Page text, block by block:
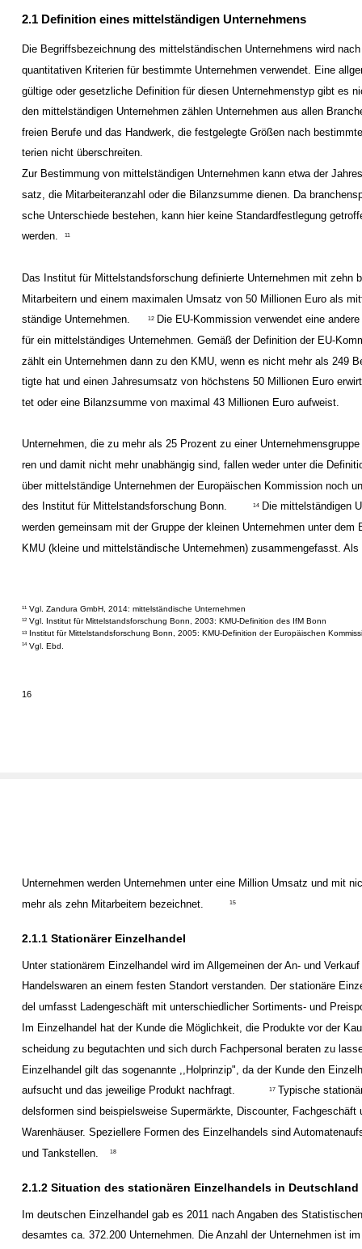
16
2.1 Definition eines mittelständigen Unternehmens
Die Begriffsbezeichnung des mittelständischen Unternehmens wird
quantitativen Kriterien für bestimmte Unternehmen verwendet. Eine
gültige oder gesetzliche Definition für diesen Unternehmenstyp gibt es
den mittelständigen Unternehmen zählen Unternehmen aus allen
freien Berufe und das Handwerk, die festgelegte Größen nach
terien nicht überschreiten.
Zur Bestimmung von mittelständigen Unternehmen kann etwa der
satz, die Mitarbeiteranzahl oder die Bilanzsumme dienen. Da
sche Unterschiede bestehen, kann hier keine Standardfestlegung
werden.
11
Das Institut für Mittelstandsforschung definierte Unternehmen mit zehn
Mitarbeitern und einem maximalen Umsatz von 50 Millionen Euro als
ständige Unternehmen.
12 Die EU-Kommission verwendet eine
für ein mittelständiges Unternehmen. Gemäß der Definition der EU-
zählt ein Unternehmen dann zu den KMU, wenn es nicht mehr als 249
tigte hat und einen Jahresumsatz von höchstens 50 Millionen Euro
tet oder eine Bilanzsumme von maximal 43 Millionen Euro aufweist.
Unternehmen, die zu mehr als 25 Prozent zu einer Unternehmensgruppe
ren und damit nicht mehr unabhängig sind, fallen weder unter die
über mittelständige Unternehmen der Europäischen Kommission noch
des Institut für Mittelstandsforschung Bonn.
14 Die mittelständigen
werden gemeinsam mit der Gruppe der kleinen Unternehmen unter dem
KMU (kleine und mittelständische Unternehmen) zusammengefasst. Als
11 Vgl. Zandura GmbH, 2014: mittelständische Unternehmen
12 Vgl. Institut für Mittelstandsforschung Bonn, 2003: KMU-Definition des IfM Bonn
13 Institut für Mittelstandsforschung Bonn, 2005: KMU-Definition der Europäischen
14 Vgl. Ebd.
Unternehmen werden Unternehmen unter eine Million Umsatz und mit
mehr als zehn Mitarbeitern bezeichnet.
15
2.1.1 Stationärer Einzelhandel
Unter stationärem Einzelhandel wird im Allgemeinen der An- und
Handelswaren an einem festen Standort verstanden. Der stationäre
del umfasst Ladengeschäft mit unterschiedlicher Sortiments- und
Im Einzelhandel hat der Kunde die Möglichkeit, die Produkte vor der
scheidung zu begutachten und sich durch Fachpersonal beraten zu
Einzelhandel gilt das sogenannte ,,Holprinzip", da der Kunde den
aufsucht und das jeweilige Produkt nachfragt.
17 Typische
delsformen sind beispielsweise Supermärkte, Discounter, Fachgeschäft
Warenhäuser. Speziellere Formen des Einzelhandels sind
und Tankstellen.
18
2.1.2 Situation des stationären Einzelhandels in Deutschland
Im deutschen Einzelhandel gab es 2011 nach Angaben des
desamtes ca. 372.200 Unternehmen. Die Anzahl der Unternehmen ist im